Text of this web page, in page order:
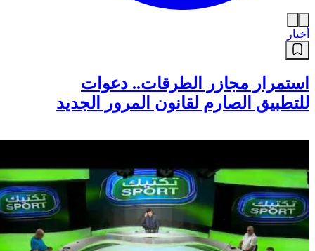
أخبار
استمرار مجازر الطرقات.. دعوات
للتطبيق الصارم لقانون المرور الجديد